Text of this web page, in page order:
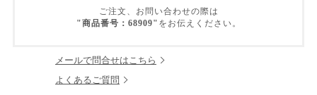
ご注文、お問い合わせの際は
"商品番号：68909" をお伝えください。
メールで問合せはこちら
よくあるご質問